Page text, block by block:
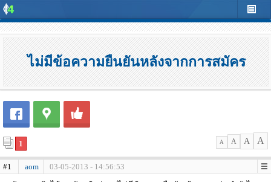
ไม่มีข้อความยืนยันหลังจากการสมัคร
1 A A A A
#1 aom
03-05-2013 - 14:56:53